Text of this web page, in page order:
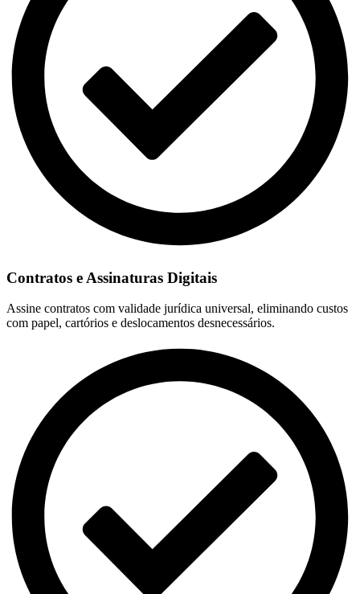
Contratos e Assinaturas Digitais
Assine contratos com validade jurídica universal, eliminando custos
com papel, cartórios e deslocamentos desnecessários.